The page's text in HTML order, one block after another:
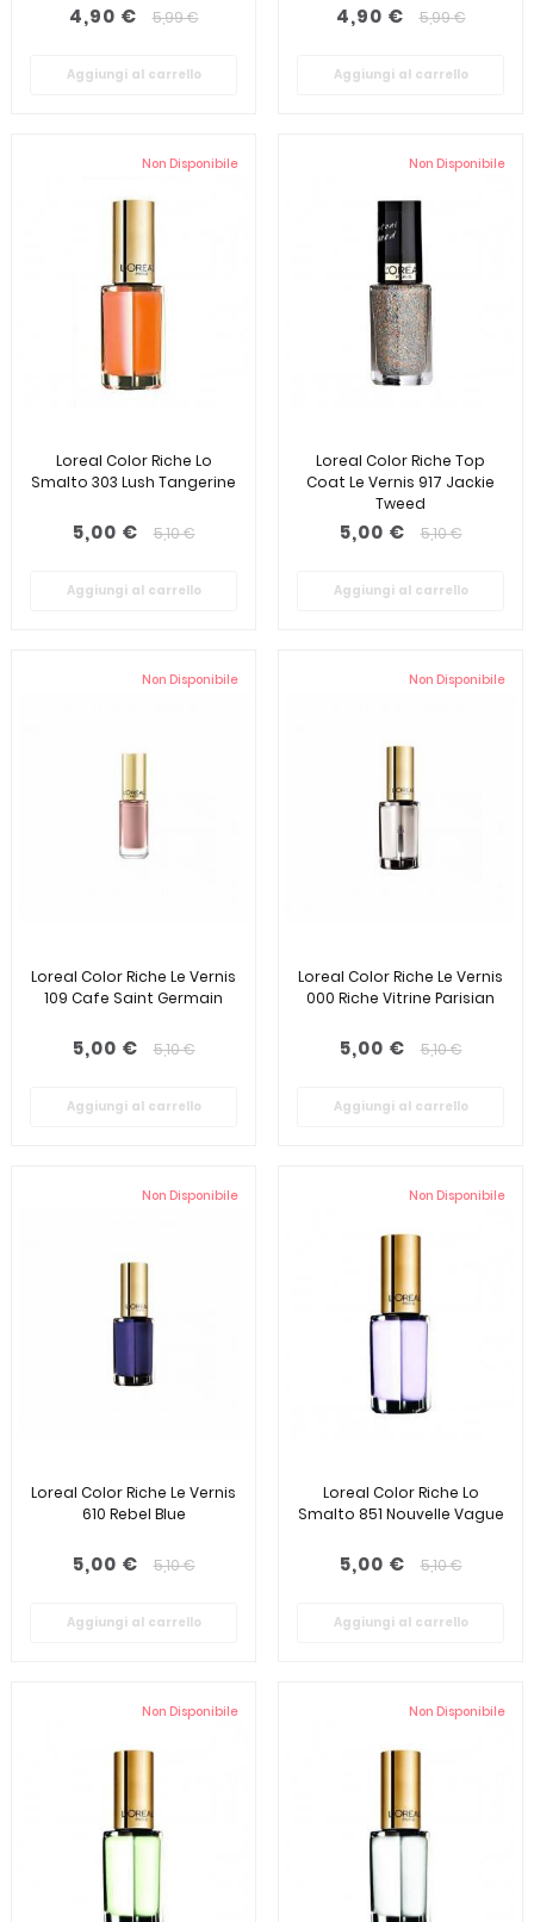
4,90 € 5,99 €
Aggiungi al carrello
4,90 € 5,99 €
Aggiungi al carrello
Non Disponibile
Loreal Color Riche Lo
Smalto 303 Lush Tangerine
5,00 € 5,10 €
Aggiungi al carrello
Non Disponibile
Loreal Color Riche Top
Coat Le Vernis 917 Jackie
Tweed
5,00 € 5,10 €
Aggiungi al carrello
Non Disponibile
Loreal Color Riche Le Vernis
109 Cafe Saint Germain
5,00 € 5,10 €
Aggiungi al carrello
Non Disponibile
Loreal Color Riche Le Vernis
000 Riche Vitrine Parisian
5,00 € 5,10 €
Aggiungi al carrello
Non Disponibile
Loreal Color Riche Le Vernis
610 Rebel Blue
5,00 € 5,10 €
Aggiungi al carrello
Non Disponibile
Loreal Color Riche Lo
Smalto 851 Nouvelle Vague
5,00 € 5,10 €
Aggiungi al carrello
Non Disponibile Non Disponibile